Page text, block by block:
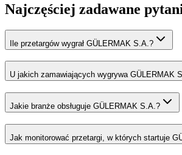
Najczęściej zadawane
Ile przetargów wygrał GÜLERMAK S.A.?
U jakich zamawiających wygrywa GÜLERMAK
Jakie branże obsługuje GÜLERMAK S.A.?
Jak monitorować przetargi, w których startuje